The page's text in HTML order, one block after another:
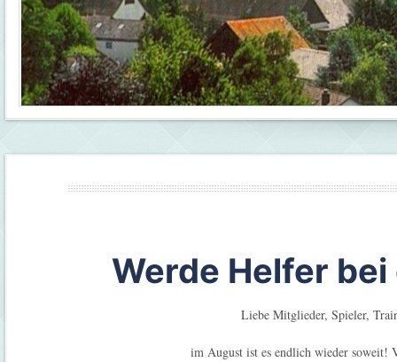
Werde Helfer
Liebe Mitglieder, Spieler,
im August ist es endlich wieder soweit!